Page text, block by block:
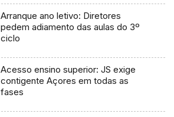
Arranque ano letivo: Diretores
pedem adiamento das aulas do 3º
ciclo
Acesso ensino superior: JS exige
contigente Açores em todas as
fases